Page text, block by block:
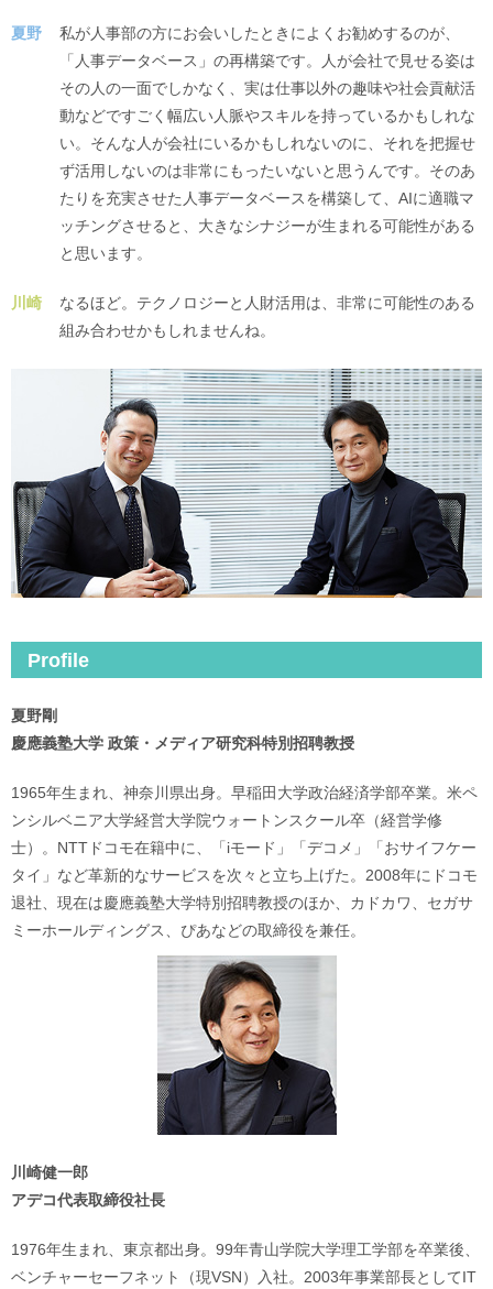
夏野
私が人事部の方にお会いしたときによくお勧めするのが、
「人事データベース」の再構築です。人が会社で見せる姿は
その人の一面でしかなく、実は仕事以外の趣味や社会貢献活
動などですごく幅広い人脈やスキルを持っているかもしれな
い。そんな人が会社にいるかもしれないのに、それを把握せ
ず活用しないのは非常にもったいないと思うんです。そのあ
たりを充実させた人事データベースを構築して、AIに適職マ
ッチングさせると、大きなシナジーが生まれる可能性がある
と思います。
川崎
なるほど。テクノロジーと人財活用は、非常に可能性のある
組み合わせかもしれませんね。
Profile
夏野剛
慶應義塾大学 政策・メディア研究科特別招聘教授
1965年生まれ、神奈川県出身。早稲田大学政治経済学部卒業。米ペ
ンシルベニア大学経営大学院ウォートンスクール卒（経営学修
士）。NTTドコモ在籍中に、「iモード」「デコメ」「おサイフケー
タイ」など革新的なサービスを次々と立ち上げた。2008年にドコモ
退社、現在は慶應義塾大学特別招聘教授のほか、カドカワ、セガサ
ミーホールディングス、ぴあなどの取締役を兼任。
川崎健一郎
アデコ代表取締役社長
1976年生まれ、東京都出身。99年青山学院大学理工学部を卒業後、
ベンチャーセーフネット（現VSN）入社。2003年事業部長としてIT